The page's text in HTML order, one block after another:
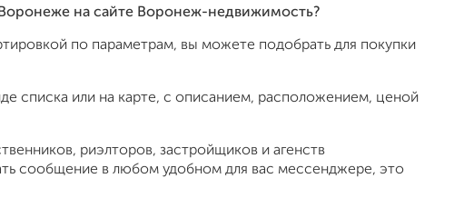
на сайте Воронеж-недвижимость?
по параметрам, вы можете подобрать для покупки
списка или на карте, с описанием, расположением, ценой
риэлторов, застройщиков и агенств
сообщение в любом удобном для вас мессенджере, это